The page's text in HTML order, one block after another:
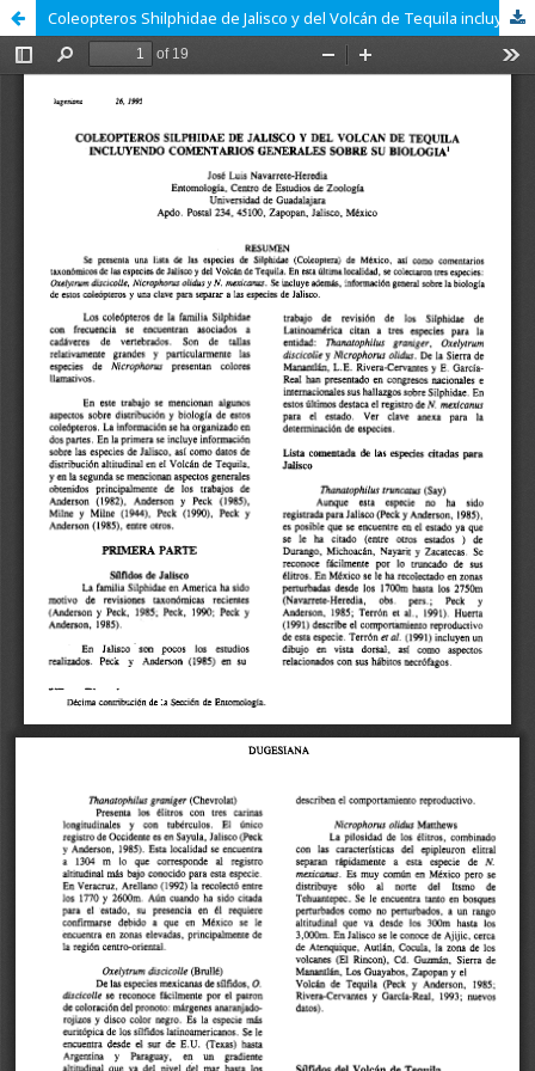
Coleopteros Shilphidae de Jalisco y del Volcán de Tequila incluyendo comentarios generales sobre su biología